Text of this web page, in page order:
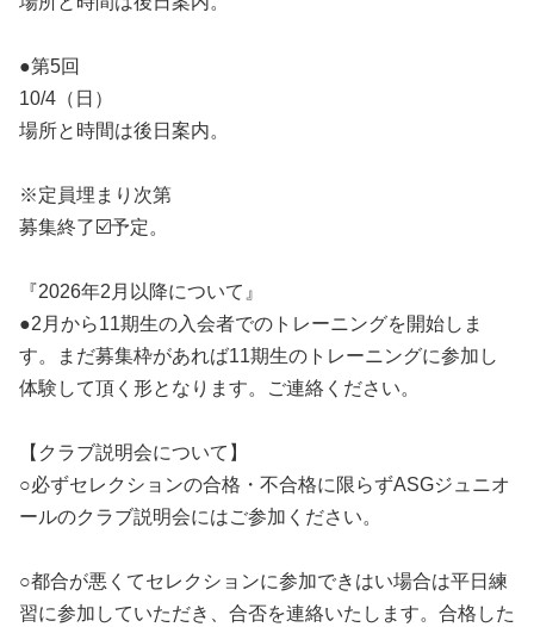
●第5回
10/4（日）
場所と時間は後日案内。
※定員埋まり次第
募集終了☑️予定。
『2026年2月以降について』
●2月から11期生の入会者でのトレーニングを開始しま
す。まだ募集枠があれば11期生のトレーニングに参加し
体験して頂く形となります。ご連絡ください。
【クラブ説明会について】
○必ずセレクションの合格・不合格に限らずASGジュニオ
ールのクラブ説明会にはご参加ください。
○都合が悪くてセレクションに参加できはい場合は平日練
習に参加していただき、合否を連絡いたします。合格した